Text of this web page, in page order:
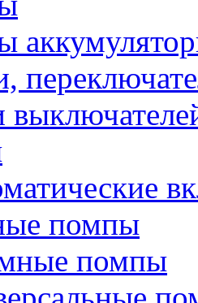
помпы
помпы